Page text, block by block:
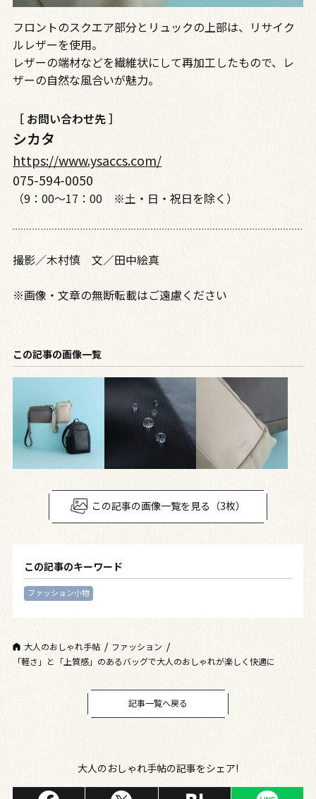
フロントのスクエア部分とリュックの上部は、リサイク
ルレザーを使用。
レザーの端材などを繊維状にして再加工したもので、レ
ザーの自然な風合いが魅力。
［ お問い合わせ先 ］
シカタ
https://www.ysaccs.com/
075-594-0050
（9：00～17：00 ※土・日・祝日を除く）
撮影／木村慎 文／田中絵真
※画像・文章の無断転載はご遠慮ください
この記事の画像一覧
この記事の画像一覧を見る（3枚）
この記事のキーワード
ファッション小物
大人のおしゃれ手帖
ファッション
「軽さ」と「上質感」のあるバッグで大人のおしゃれが楽しく快適に
記事一覧へ戻る
大人のおしゃれ手帖の記事をシェア!